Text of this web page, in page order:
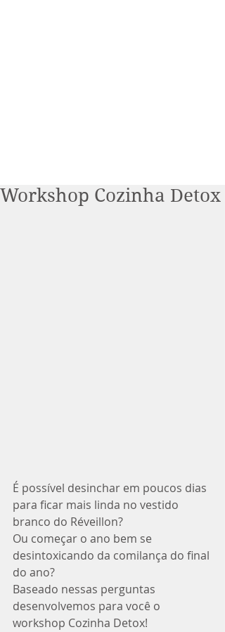
Workshop Cozinha Detox
É possível desinchar em poucos dias
para ficar mais linda no vestido
branco do Réveillon?
Ou começar o ano bem se
desintoxicando da comilança do final
do ano?
Baseado nessas perguntas
desenvolvemos para você o
workshop Cozinha Detox!